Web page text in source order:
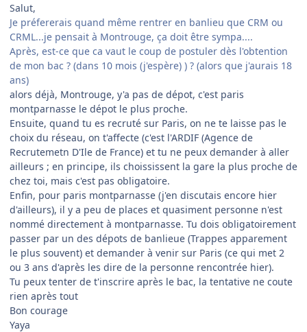
Salut,
Je préfererais quand même rentrer en banlieu que CRM ou
CRML...je pensait à Montrouge, ça doit être sympa....
Après, est-ce que ca vaut le coup de postuler dès l'obtention
de mon bac ? (dans 10 mois (j'espère) ) ? (alors que j'aurais 18
ans)
alors déjà, Montrouge, y'a pas de dépot, c'est paris
montparnasse le dépot le plus proche.
Ensuite, quand tu es recruté sur Paris, on ne te laisse pas le
choix du réseau, on t'affecte (c'est l'ARDIF (Agence de
Recrutemetn D'Ile de France) et tu ne peux demander à aller
ailleurs ; en principe, ils choississent la gare la plus proche de
chez toi, mais c'est pas obligatoire.
Enfin, pour paris montparnasse (j'en discutais encore hier
d'ailleurs), il y a peu de places et quasiment personne n'est
nommé directement à montparnasse. Tu dois obligatoirement
passer par un des dépots de banlieue (Trappes apparement
le plus souvent) et demander à venir sur Paris (ce qui met 2
ou 3 ans d'après les dire de la personne rencontrée hier).
Tu peux tenter de t'inscrire après le bac, la tentative ne coute
rien après tout
Bon courage
Yaya